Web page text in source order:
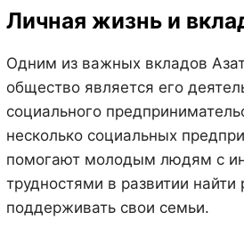
Личная жизнь и
Одним из важных вкладов
общество является его
социального
несколько социальных
помогают молодым людям с
трудностями в развитии найти
поддерживать свои семьи.